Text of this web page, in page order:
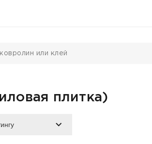
плитка)